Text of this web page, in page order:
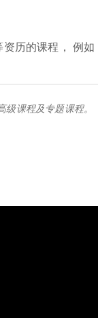
历的课程， 例
级课程及专题课程。